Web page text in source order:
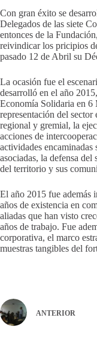
Con gran éxito se
Delegados de las siete
entonces de la
reivindicar los pricipios
pasado 12 de Abril su
La ocasión fue el
desarrolló en el año
Economía Solidaria en
representación del sector
regional y gremial, la
acciones de
actividades
asociadas, la defensa
del territorio y sus
El año 2015 fue además
años de existencia en
aliadas que han visto
años de trabajo. Fue
corporativa, el marco
muestras tangibles del
ANTERIOR